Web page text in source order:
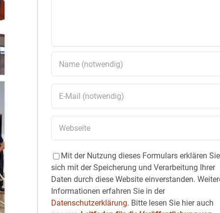
Mit der Nutzung dieses Formulars erklären Sie
sich mit der Speicherung und Verarbeitung Ihrer
Daten durch diese Website einverstanden.
Informationen erfahren Sie in der
Datenschutzerklärung. Bitte lesen Sie hier auch